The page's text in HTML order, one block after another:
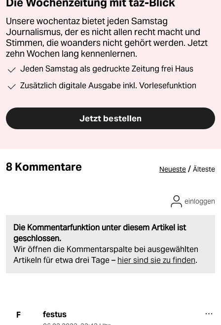
Unsere wochentaz bietet jeden Samstag
Journalismus, der es nicht allen recht macht und
Stimmen, die woanders nicht gehört werden. Jetzt
zehn Wochen lang kennenlernen.
Jeden Samstag als gedruckte Zeitung frei Haus
Zusätzlich digitale Ausgabe inkl. Vorlesefunktion
Jetzt bestellen
8 Kommentare Neueste / Älteste
Die Kommentarfunktion unter diesem Artikel ist
geschlossen.
Wir öffnen die Kommentarspalte bei ausgewählten
Artikeln für etwa drei Tage – hier sind sie zu finden.
einloggen
F festus